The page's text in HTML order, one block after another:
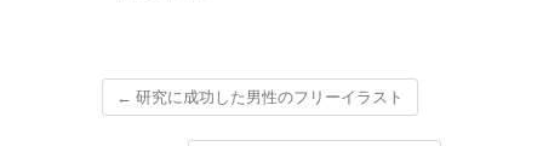
← 研究に成功した男性のフリーイラスト